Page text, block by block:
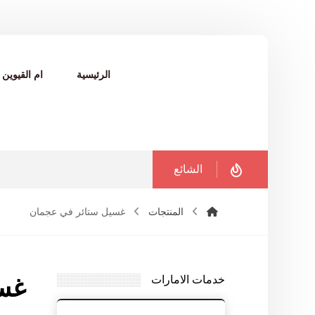
الرئيسية ام القيوين
الشائع
المنتجات غسيل ستائر في عجمان
خدمات الامارات